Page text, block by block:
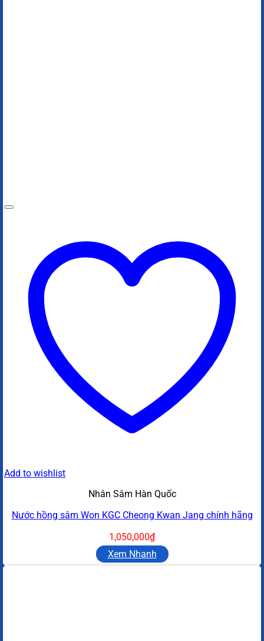
Add to wishlist
Nhân Sâm Hàn Quốc
Nước hồng sâm Won KGC Cheong Kwan Jang chính hãng
1,050,000₫
Xem Nhanh